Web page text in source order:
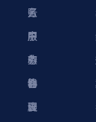
云
服
务
器
务
中
心
账
户
中
心
服
务
协
议
软
件
脚
物
理
云